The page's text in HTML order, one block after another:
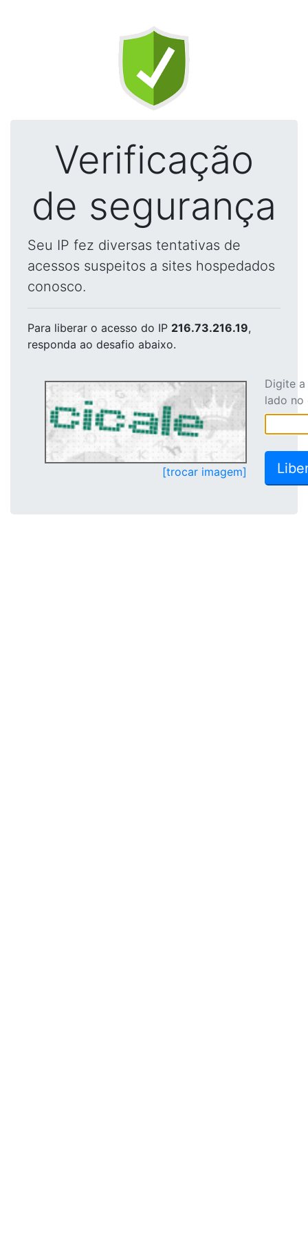
Verificação
de segurança
Seu IP fez diversas tentativas de
acessos suspeitos a sites hospedados
conosco.
Para liberar o acesso do IP 216.73.216.19,
responda ao desafio abaixo.
[trocar imagem]
Digite
lado no